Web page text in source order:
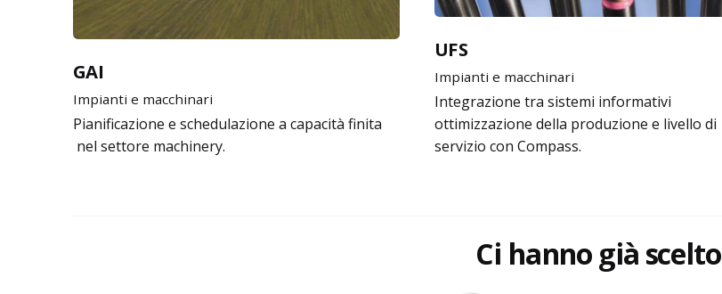
UFS
Impianti e macchinari
Integrazione tra sistemi informativi
ottimizzazione della produzione e livello di
servizio con Compass.
GAI
Impianti e macchinari
Pianificazione e schedulazione a capacità finita
nel settore machinery.
Ci hanno già scelto